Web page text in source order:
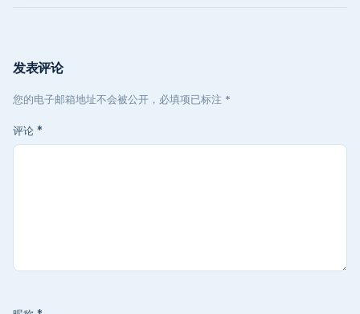
发表评论
您的电子邮箱地址不会被公开，必填项已标注 *
评论 *